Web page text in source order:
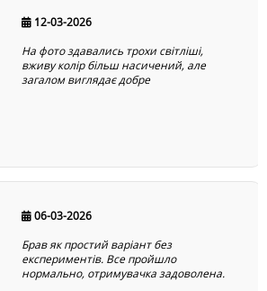
12-03-2026
На фото здавались трохи світліші,
вживу колір більш насичений, але
загалом виглядає добре
06-03-2026
Брав як простий варіант без
експериментів. Все пройшло
нормально, отримувачка задоволена.